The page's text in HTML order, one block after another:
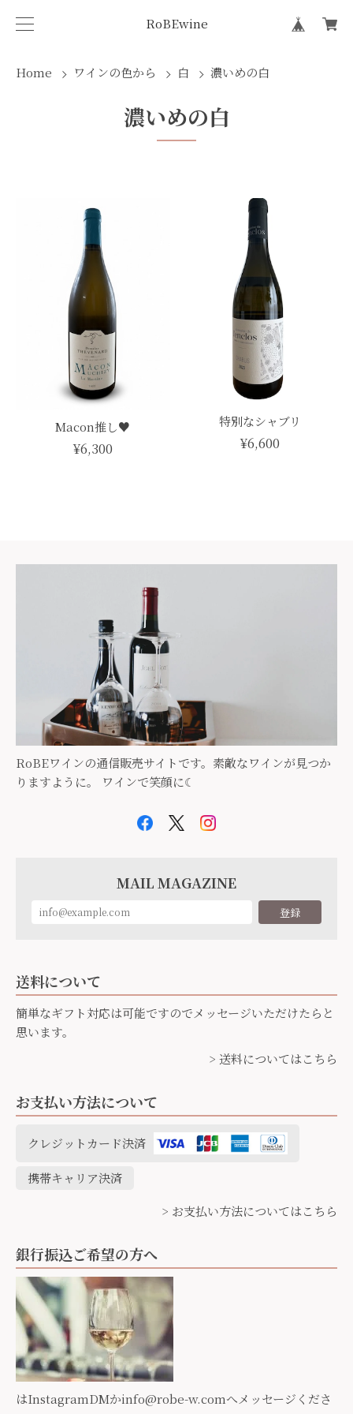
RoBEwine
Home ワインの色から 白 濃いめの白
濃いめの白
Macon推し♥
¥6,300
特別なシャブリ
¥6,600
RoBEワインの通信販売サイトです。素敵なワインが見つか
りますように。 ワインで笑顔に☾
MAIL MAGAZINE
登録
送料について
簡単なギフト対応は可能ですのでメッセージいただけたらと
思います。
> 送料についてはこちら
お支払い方法について
クレジットカード決済
携帯キャリア決済
> お支払い方法についてはこちら
銀行振込ご希望の方へ
はInstagramDMかinfo@robe-w.comへメッセージくださ